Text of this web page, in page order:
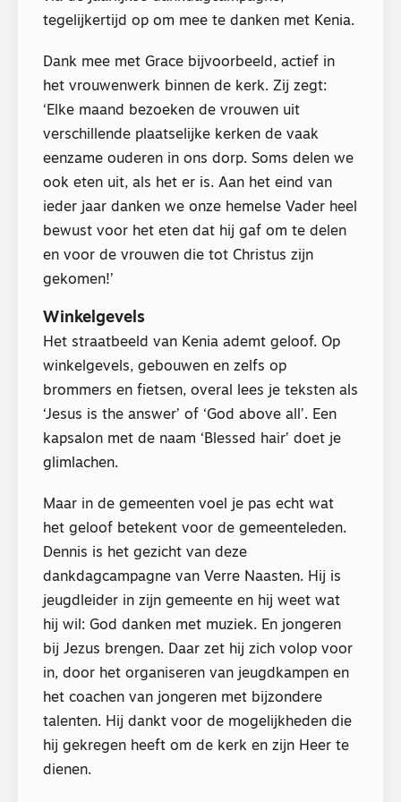
tegelijkertijd op om mee te danken met Kenia.
Dank mee met Grace bijvoorbeeld, actief in
het vrouwenwerk binnen de kerk. Zij zegt:
‘Elke maand bezoeken de vrouwen uit
verschillende plaatselijke kerken de vaak
eenzame ouderen in ons dorp. Soms delen we
ook eten uit, als het er is. Aan het eind van
ieder jaar danken we onze hemelse Vader heel
bewust voor het eten dat hij gaf om te delen
en voor de vrouwen die tot Christus zijn
gekomen!’
Winkelgevels
Het straatbeeld van Kenia ademt geloof. Op
winkelgevels, gebouwen en zelfs op
brommers en fietsen, overal lees je teksten als
‘Jesus is the answer’ of ‘God above all’. Een
kapsalon met de naam ‘Blessed hair’ doet je
glimlachen.
Maar in de gemeenten voel je pas echt wat
het geloof betekent voor de gemeenteleden.
Dennis is het gezicht van deze
dankdagcampagne van Verre Naasten. Hij is
jeugdleider in zijn gemeente en hij weet wat
hij wil: God danken met muziek. En jongeren
bij Jezus brengen. Daar zet hij zich volop voor
in, door het organiseren van jeugdkampen en
het coachen van jongeren met bijzondere
talenten. Hij dankt voor de mogelijkheden die
hij gekregen heeft om de kerk en zijn Heer te
dienen.